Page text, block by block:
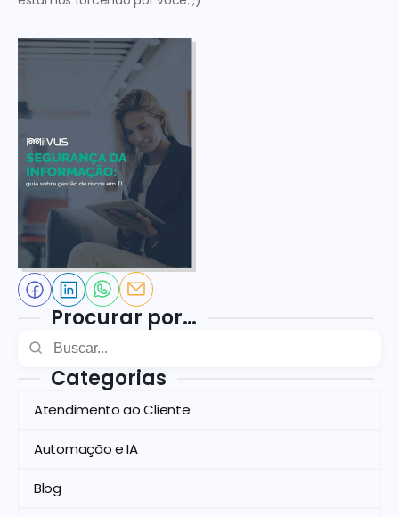
Procurar por…
Categorias
Atendimento ao Cliente
Automação e IA
Blog